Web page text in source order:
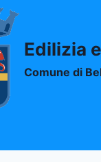
Edilizia
Comune di